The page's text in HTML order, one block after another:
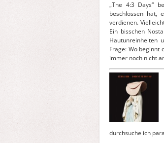
„The 4:3 Days“
beschlossen hat,
verdienen.
Ein bisschen
Hautunreinheiten
Frage: Wo beginnt
immer noch nicht
durchsuche ich